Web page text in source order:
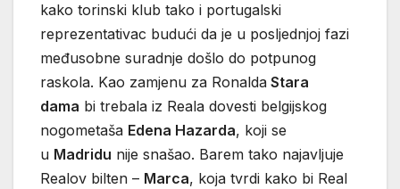
kako torinski klub tako i portugalski
reprezentativac budući da je u posljednjoj fazi
međusobne suradnje došlo do potpunog
raskola. Kao zamjenu za Ronalda Stara
dama bi trebala iz Reala dovesti belgijskog
nogometaša Edena Hazarda, koji se
u Madridu nije snašao. Barem tako najavljuje
Realov bilten – Marca, koja tvrdi kako bi Real